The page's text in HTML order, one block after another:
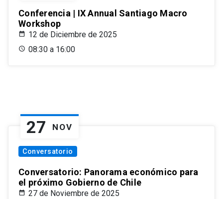
Conferencia | IX Annual Santiago Macro
Workshop
12 de Diciembre de 2025
08:30 a 16:00
27 NOV
Conversatorio
Conversatorio: Panorama económico para
el próximo Gobierno de Chile
27 de Noviembre de 2025